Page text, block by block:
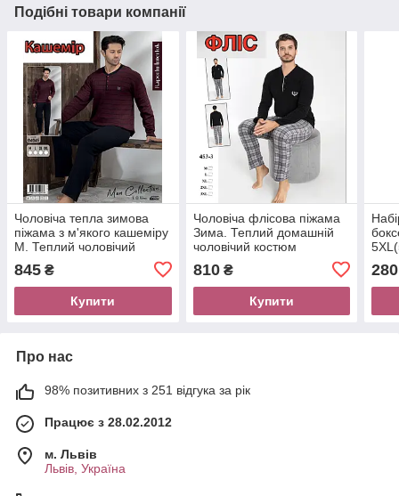
Подібні товари компанії
Чоловіча тепла зимова
піжама з м'якого кашеміру
М. Теплий чоловічий
845 ₴
Купити
Чоловіча флісова піжама
Зима. Теплий домашній
чоловічий костюм
810₴
Купити
280
Про нас
98% позитивних з 251 відгука за рік
Працює з 28.02.2012
м. Львів
Львів, Україна